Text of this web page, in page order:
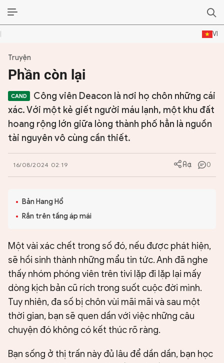
VI
ĐỜI SỐNG VĂN HÓA
LÝ LUẬN
TRUYỀN THỐNG
TRUYỆN
DIỄN ĐÀN
Truyện
Phần còn lại
Công viên Deacon là nơi họ chôn những cái
xác. Với một kẻ giết người máu lạnh, một khu đất
hoang rộng lớn giữa lòng thành phố hẳn là nguồn
tài nguyên vô cùng cần thiết.
16/08/2024 02:19 0
Bản Hang Hổ
Rắn trên tầng áp mái
Một vài xác chết trong số đó, nếu được phát hiện,
sẽ hồi sinh thành những mẩu tin tức. Anh đã nghe
thấy nhóm phóng viên trên tivi lặp đi lặp lại mấy
dòng kịch bản cũ rích trong suốt cuộc đời mình.
Tuy nhiên, đa số bị chôn vùi mãi mãi và sau một
thời gian, bạn sẽ quen dần với việc những câu
chuyện đó không có kết thúc rõ ràng.
Bạn sống ở thị trấn này đủ lâu để dần dần, bạn học